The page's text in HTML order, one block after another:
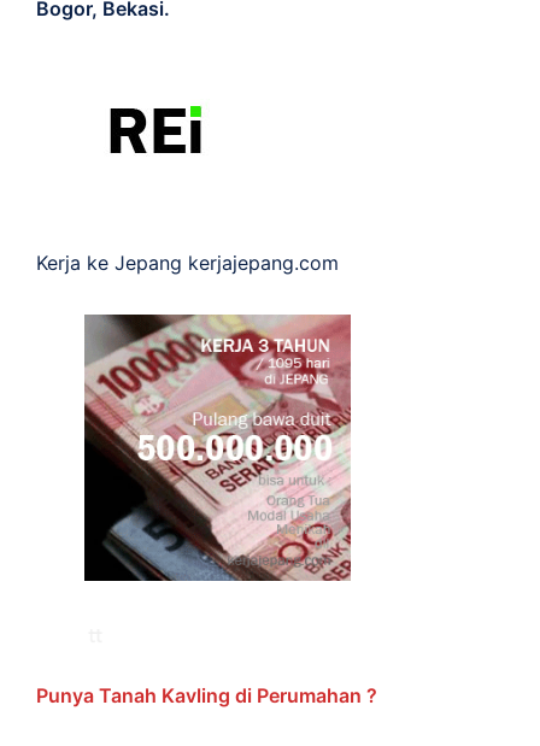
Bogor, Bekasi.
Kerja ke Jepang kerjajepang.com
Punya Tanah Kavling di Perumahan ?